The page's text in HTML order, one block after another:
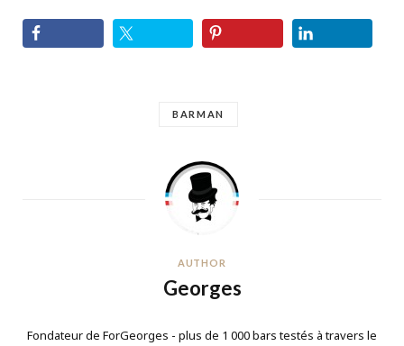
BARMAN
AUTHOR
Georges
Fondateur de ForGeorges - plus de 1 000 bars testés à travers le